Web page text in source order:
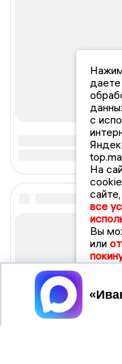
даете
с
На
все
Вы
или